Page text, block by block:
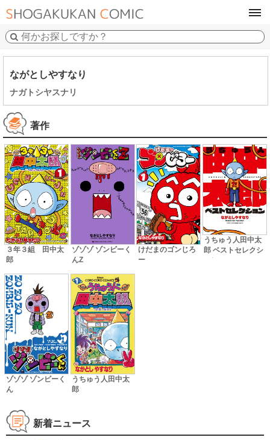
ながとしやすなり
ナガトシヤスナリ
著作
３年３組 田中太
郎
ゾゾゾ ゾンビーく
んZ
けだまのゴンじろ
ー
うちゅう人田中太
郎 ベストセレクシ
ョン
ゾゾゾ ゾンビーく
ん
うちゅう人田中太
郎
新着ニュース